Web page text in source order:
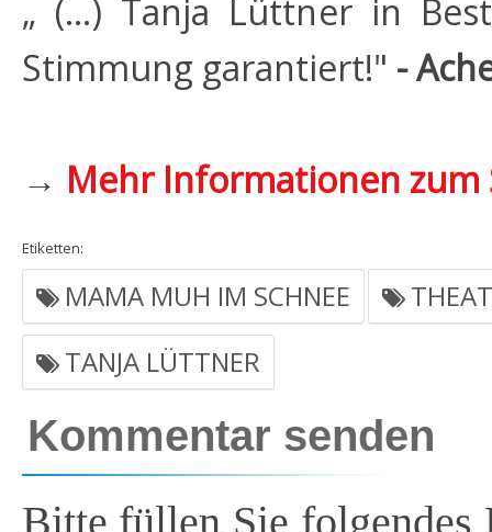
„ (...) Tanja Lüttner in
Stimmung garantiert!" -
→ Mehr Informationen zum
Etiketten:
MAMA MUH IM SCHNEE
TANJA LÜTTNER
Kommentar senden
Bitte füllen Sie folgendes